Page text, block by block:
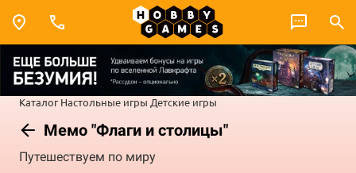
Каталог Настольные игры Детские игры
Мемо "Флаги и столицы"
Путешествуем по миру